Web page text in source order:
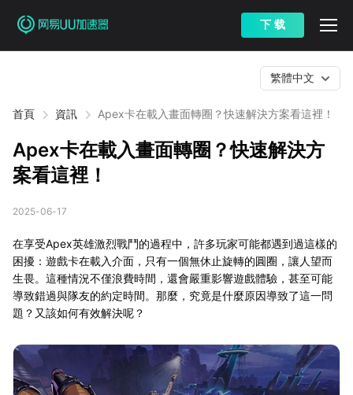
下 载
首頁 資訊 Apex卡在載入畫面轉圈？快速解決方案看這裡！
繁體中文
Apex卡在載入畫面轉圈？快速解決方
案看這裡！
2025-06-17
在享受Apex英雄激烈戰鬥的過程中，許多玩家可能都遇到過這樣的
困擾：遊戲卡在載入介面，只有一個無休止旋轉的圓圈，讓人望而
生畏。這種情況不僅浪費時間，還會嚴重影響遊戲體驗，甚至可能
導致錯過與隊友的約定時間。那麼，究竟是什麼原因導致了這一問
題？又該如何有效解決呢？